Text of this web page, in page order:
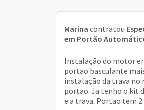
Marina contratou
em Portão
Instalação do motor
portao basculante
instalação da trava no
portao. Ja tenho o kit
e a trava. Portao tem